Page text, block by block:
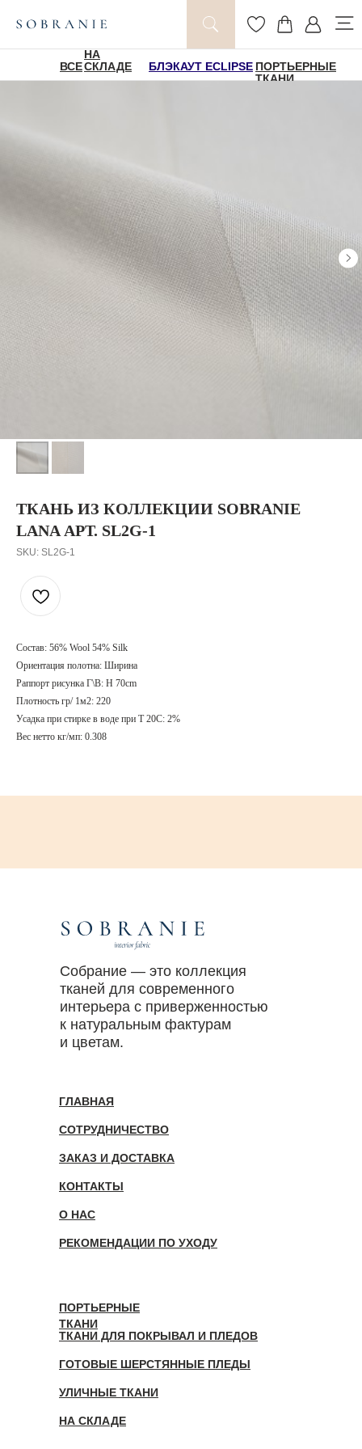
ВСЕ
НА
СКЛАДЕ
БЛЭКАУТ ECLIPSE ПОРТЬЕРНЫЕ
ТКАНИ
ТКАНЬ ИЗ КОЛЛЕКЦИИ SOBRANIE
LANA АРТ. SL2G-1
SKU: SL2G-1
Состав: 56% Wool 54% Silk
Ориентация полотна: Ширина
Раппорт рисунка Г\В: H 70cm
Плотность гр/ 1м2: 220
Усадка при стирке в воде при T 20С: 2%
Вес нетто кг/мп: 0.308
Собрание — это коллекция
тканей для современного
интерьера с приверженностью
к натуральным фактурам
и цветам.
ГЛАВНАЯ
СОТРУДНИЧЕСТВО
ЗАКАЗ И ДОСТАВКА
КОНТАКТЫ
О НАС
ПОРТЬЕРНЫЕ
ТКАНИ
ТКАНИ ДЛЯ ПОКРЫВАЛ И ПЛЕДОВ
ГОТОВЫЕ ШЕРСТЯННЫЕ ПЛЕДЫ
УЛИЧНЫЕ ТКАНИ
НА СКЛАДЕ
РЕКОМЕНДАЦИИ ПО УХОДУ